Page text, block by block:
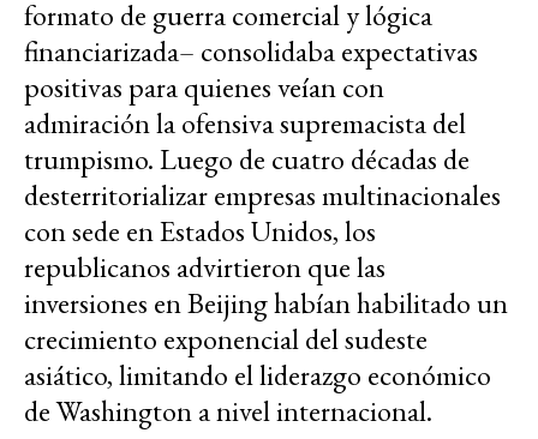
formato de guerra comercial y lógica
financiarizada– consolidaba expectativas
positivas para quienes veían con
admiración la ofensiva supremacista del
trumpismo. Luego de cuatro décadas de
desterritorializar empresas multinacionales
con sede en Estados Unidos, los
republicanos advirtieron que las
inversiones en Beijing habían habilitado un
crecimiento exponencial del sudeste
asiático, limitando el liderazgo económico
de Washington a nivel internacional.